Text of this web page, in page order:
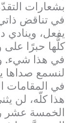
بشعارات
في تناقض
يفعل، وينادي
كلُّها حبرًا
في هذا شيء.
لنسمع صداها
في المقامات
هذا كلّه، لن
الخمسة عشر